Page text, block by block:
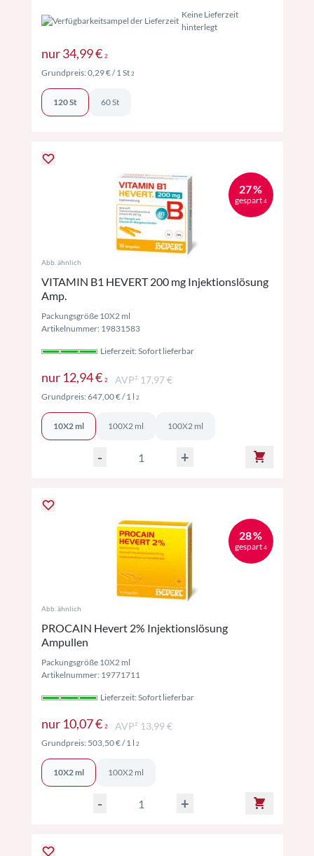
Keine Lieferzeit
hinterlegt
nur34,99 € 2Preise inkl. MwSt. ggf. zzgl. Versand
Grundpreis:0,29 €/ 1 St 2Preise inkl. MwSt. ggf. zzgl. Versand
120 St 60 St
27 %
gespart 4
Abb. ähnlich
VITAMIN B1 HEVERT 200 mg Injektionslösung
Amp.
Packungsgröße 10X2 ml
Artikelnummer: 19831583
Lieferzeit: Sofort lieferbar
nur 12,94 € 2Preise inkl. MwSt. ggf. zzgl. Versand
AVP² 17,97 €
Grundpreis:647,00 €/ 1 l 2Preise inkl. MwSt. ggf. zzgl. Versand
10X2 ml 100X2 ml 100X2 ml
- +
28 %
gespart 4
Abb. ähnlich
PROCAIN Hevert 2% Injektionslösung
Ampullen
Packungsgröße 10X2 ml
Artikelnummer: 19771711
Lieferzeit: Sofort lieferbar
nur 10,07 € 2Preise inkl. MwSt. ggf. zzgl. Versand
AVP² 13,99 €
Grundpreis: 503,50 €/ 1 l 2Preise inkl. MwSt. ggf. zzgl. Versand
10X2 ml 100X2 ml
- +